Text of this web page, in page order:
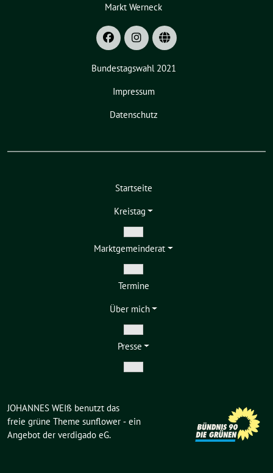
Markt Werneck
Bundestagswahl 2021
Impressum
Datenschutz
Startseite
Kreistag
Zeige
Untermenü
Markt­gemeinderat
Zeige
Untermenü
Termine
Über mich
Zeige
Untermenü
Presse
Zeige
JOHANNES WEIß benutzt das
freie grüne Theme sunflower ‐ ein
Angebot der verdigado eG.